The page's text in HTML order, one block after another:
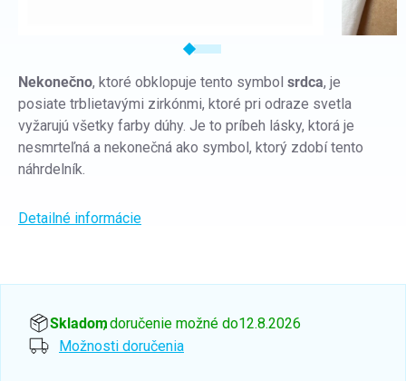
Nekonečno, ktoré obklopuje tento symbol srdca, je
posiate trblietavými zirkónmi, ktoré pri odraze svetla
vyžarujú všetky farby dúhy. Je to príbeh lásky, ktorá je
nesmrteľná a nekonečná ako symbol, ktorý zdobí tento
náhrdelník.
Detailné informácie
Skladom, doručenie možné do12.8.2026
Možnosti doručenia